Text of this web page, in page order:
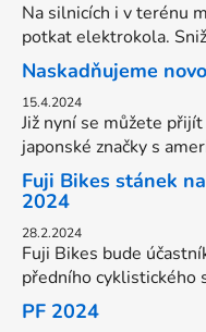
Na silnicích i v terénu
potkat elektrokola.
Naskadňujeme
15.4.2024
Již nyní se můžete
japonské značky s
Fuji Bikes stánek
2024
28.2.2024
Fuji Bikes bude
předního cyklistického
PF 2024